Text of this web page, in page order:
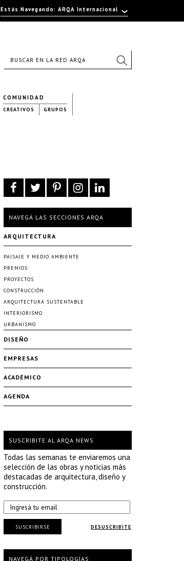
COMUNIDAD
CREATIVOS GRUPOS
NAVEGÁ LAS SECCIONES ARQA
ARQUITECTURA
PAISAJE Y MEDIO AMBIENTE
PREMIOS
PROYECTOS
CONSTRUCCIÓN
ARQUITECTURA SUSTENTABLE
INTERIORISMO
URBANISMO
DISEÑO
EMPRESAS
ACADÉMICO
AGENDA
SUSCRIBITE AL ARQA NEWS
Todas las semanas te enviaremos una
selección de las obras y noticias más
destacadas de arquitectura, diseño y
construcción.
DESUSCRIBITE
SUSCRIBIRSE
NAVEGÁ POR TIPOLOGÍAS
Estás Navegando: ARQA Internacional